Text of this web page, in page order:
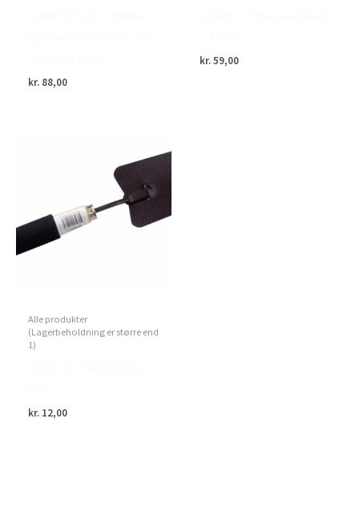
kr. 88,00
kr.59,00
Alle produkter
(Lagerbeholdning er større end
1)
kr. 12,00